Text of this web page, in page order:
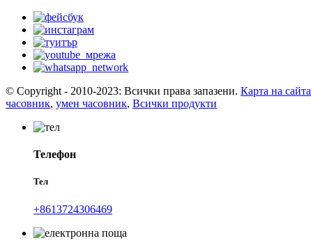
© Copyright - 2010-2023: Всички права запазени. Карта на сайта
часовник, умен часовник, Всички продукти
Телефон
Тел
+8613724306469